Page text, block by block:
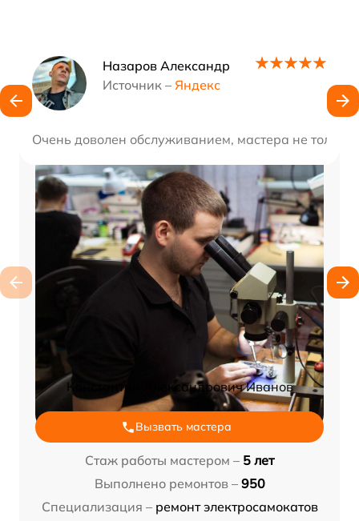
Назаров Александр
Источник – Яндекс
Очень доволен обслуживанием, мастера не
Наши мастера
Константин Александрович Иванов
Вызвать мастера
Стаж работы мастером – 5 лет
Выполнено ремонтов – 950
Специализация – ремонт электросамокатов